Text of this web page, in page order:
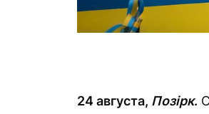
24 августа, Позірк.